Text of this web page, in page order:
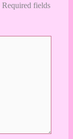
Required fields